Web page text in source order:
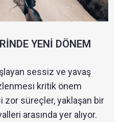
YENİ DÖNEM
sessiz ve yavaş
kritik önem
zor süreçler, yaklaşan bir
arasında yer alıyor.